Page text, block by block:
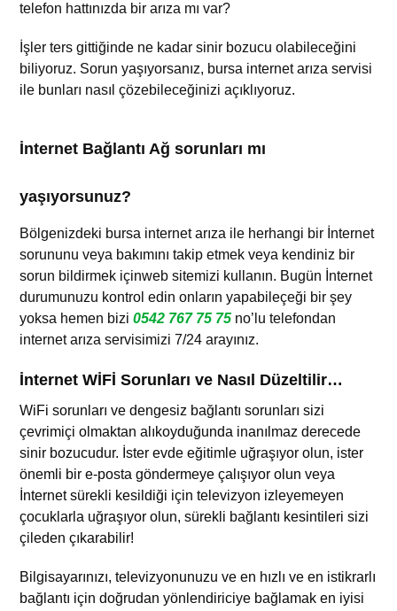
telefon hattınızda bir arıza mı var?
İşler ters gittiğinde ne kadar sinir bozucu olabileceğini
biliyoruz. Sorun yaşıyorsanız, bursa internet arıza servisi
ile bunları nasıl çözebileceğinizi açıklıyoruz.
İnternet Bağlantı Ağ sorunları mı
yaşıyorsunuz?
Bölgenizdeki bursa internet arıza ile herhangi bir İnternet
sorununu veya bakımını takip etmek veya kendiniz bir
sorun bildirmek içinweb sitemizi kullanın. Bugün İnternet
durumunuzu kontrol edin onların yapabileçeği bir şey
yoksa hemen bizi0542 767 75 75 no’lu telefondan
internet arıza servisimizi 7/24 arayınız.
İnternet WİFİ Sorunları ve Nasıl Düzeltilir…
WiFi sorunları ve dengesiz bağlantı sorunları sizi
çevrimiçi olmaktan alıkoyduğunda inanılmaz derecede
sinir bozucudur. İster evde eğitimle uğraşıyor olun, ister
önemli bir e-posta göndermeye çalışıyor olun veya
İnternet sürekli kesildiği için televizyon izleyemeyen
çocuklarla uğraşıyor olun, sürekli bağlantı kesintileri sizi
çileden çıkarabilir!
Bilgisayarınızı, televizyonunuzu ve en hızlı ve en istikrarlı
bağlantı için doğrudan yönlendiriciye bağlamak en iyisi